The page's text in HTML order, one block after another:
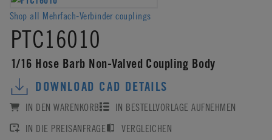
Shop all Mehrfach-Verbinder couplings
PTC16010
1/16 Hose Barb Non-Valved Coupling Body
DOWNLOAD CAD DETAILS
IN DEN WARENKORB
IN BESTELLVORLAGE AUFNEHMEN
IN DIE PREISANFRAGE
VERGLEICHEN